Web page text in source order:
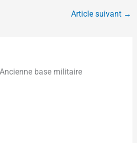
Article suivant →
base militaire